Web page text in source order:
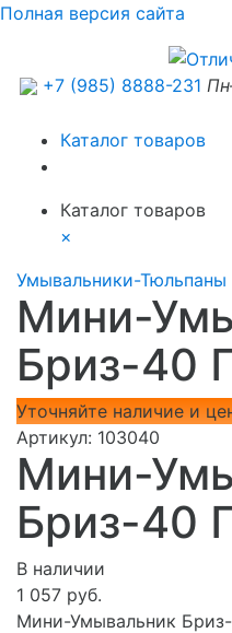
Полная версия сайта
+7 (985) 8888-231
Каталог товаров
Каталог товаров
×
Умывальники-Тюльпаны
Мини-
Бриз-40
Уточняйте наличие и
Артикул: 103040
Мини-
Бриз-40
В наличии
1 057 руб.
Мини-Умывальник